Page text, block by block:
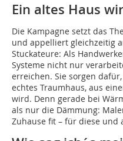
Ein altes Haus
Die Kampagne setzt das
und appelliert gleichzeitig
Stuckateure: Als
Systeme nicht nur
erreichen. Sie sorgen
echtes Traumhaus, aus
wird. Denn gerade bei
als nur die Dämmung:
Zuhause fit – für diese und